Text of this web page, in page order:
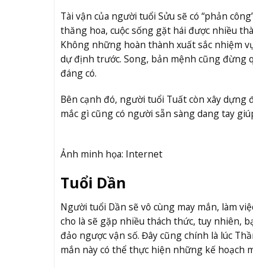
Tài vận của người tuổi Sửu sẽ có “phản
thăng hoa, cuộc sống gặt hái được nhiều
Không những hoàn thành xuất sắc nhiệm
dự định trước. Song, bản mệnh cũng đừng
đáng có.
Bên cạnh đó, người tuổi Tuất còn xây dựng
mắc gì cũng có người sẵn sàng dang tay
Ảnh minh họa: Internet
Tuổi Dần
Người tuổi Dần sẽ vô cùng may mắn, làm
cho là sẽ gặp nhiều thách thức, tuy nhiên,
đảo ngược vận số. Đây cũng chính là lúc
mắn này có thể thực hiện những kế hoạch